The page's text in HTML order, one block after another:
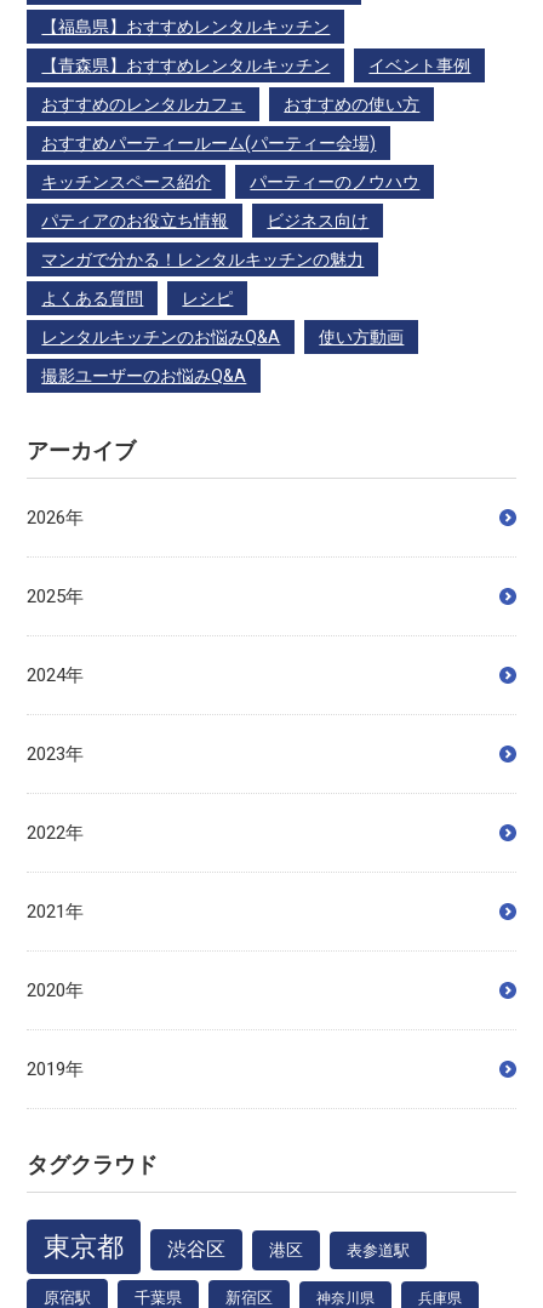
【福島県】おすすめレンタルキッチン
【青森県】おすすめレンタルキッチン
イベント事例
おすすめのレンタルカフェ
おすすめの使い方
おすすめパーティールーム(パーティー会場)
キッチンスペース紹介
パーティーのノウハウ
パティアのお役立ち情報
ビジネス向け
マンガで分かる！レンタルキッチンの魅力
よくある質問
レシピ
レンタルキッチンのお悩みQ&A
使い方動画
撮影ユーザーのお悩みQ&A
アーカイブ
2026年
2025年
2024年
2023年
2022年
2021年
2020年
2019年
タグクラウド
東京都 渋谷区 港区 表参道駅
原宿駅 千葉県 新宿区 神奈川県 兵庫県